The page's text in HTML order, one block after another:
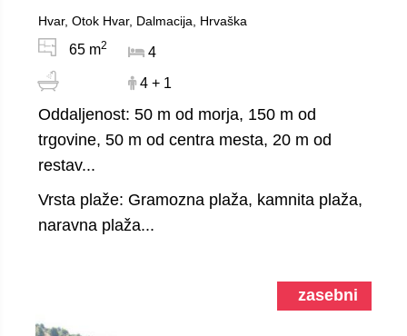
Hvar, Otok Hvar, Dalmacija, Hrvaška
65 m2
4
4 + 1
Oddaljenost: 50 m od morja, 150 m od
trgovine, 50 m od centra mesta, 20 m od
restav...
Vrsta plaže: Gramozna plaža, kamnita plaža,
naravna plaža...
zasebni